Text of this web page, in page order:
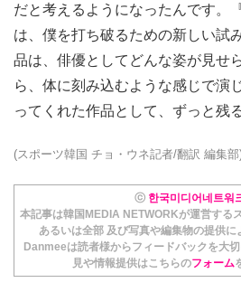
だと考えるようになったんです。
は、僕を打ち破るための新しい試
品は、俳優としてどんな姿が見せ
ら、体に刻み込むような感じで演
ってくれた作品として、ずっと残
(スポーツ韓国 チョ・ウネ記者/翻訳 編集部
ⓒ 한국미디어네트워
本記事は韓国MEDIA NETWORKが運営する
あるいは全部 及び写真や編集物の提供に
Danmeeは読者様からフィードバックを大
見や情報提供はこちらのフォーム